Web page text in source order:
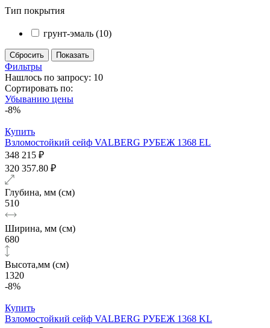
Тип покрытия
грунт-эмаль (10)
Фильтры
Нашлось по запросу: 10
Сортировать по:
Убыванию цены
-8%
Купить
Взломостойкий сейф VALBERG РУБЕЖ 1368 EL
348 215 ₽
320 357.80 ₽
Глубина, мм (см)
510
Ширина, мм (см)
680
Высота,мм (см)
1320
-8%
Купить
Взломостойкий сейф VALBERG РУБЕЖ 1368 KL